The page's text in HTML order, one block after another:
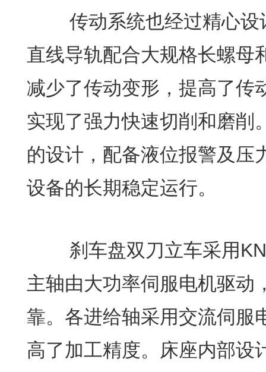
传动系统也经过精心设
直线导轨配合大规格长螺母
减少了传动变形，提高了传
实现了强力快速切削和磨削
的设计，配备液位报警及压
设备的长期稳定运行。
刹车盘双刀立车采用
主轴由大功率伺服电机驱动
靠。各进给轴采用交流伺服
高了加工精度。床座内部设